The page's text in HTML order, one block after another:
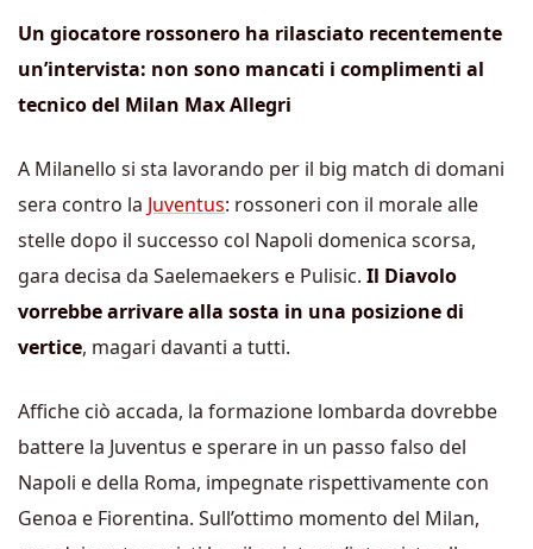
Un giocatore rossonero ha rilasciato recentemente
un’intervista: non sono mancati i complimenti al
tecnico del Milan Max Allegri
A Milanello si sta lavorando per il big match di domani
sera contro la Juventus: rossoneri con il morale alle
stelle dopo il successo col Napoli domenica scorsa,
gara decisa da Saelemaekers e Pulisic. Il Diavolo
vorrebbe arrivare alla sosta in una posizione di
vertice, magari davanti a tutti.
Affiche ciò accada, la formazione lombarda dovrebbe
battere la Juventus e sperare in un passo falso del
Napoli e della Roma, impegnate rispettivamente con
Genoa e Fiorentina. Sull’ottimo momento del Milan,